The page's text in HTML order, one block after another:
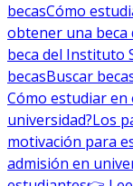
becasCómo
obtener una beca
beca del Instituto
becasBuscar
Cómo estudiar
universidad?Los
motivación para
admisión en